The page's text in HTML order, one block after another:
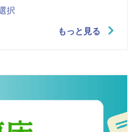
択
もっと見る